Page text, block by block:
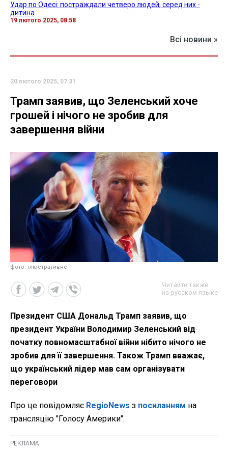
Удар по Одесі: постраждали четверо людей, серед них -
дитина
19 лютого 2025, 08:58
Всі новини »
20 лютого 2025, 07:31
Трамп заявив, що Зеленський хоче
грошей і нічого не зробив для
завершення війни
фото: ілюстративне
Читайте также
на русском языке
Президент США Дональд Трамп заявив, що
президент України Володимир Зеленський від
початку повномасштабної війни нібито нічого не
зробив для її завершення. Також Трамп вважає,
що український лідер мав сам організувати
переговори
Про це повідомляє RegioNews з посиланням на
трансляцію "Голосу Америки".